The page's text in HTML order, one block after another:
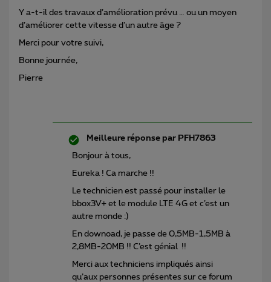
Y a-t-il des travaux d’amélioration prévu … ou un moyen
d’améliorer cette vitesse d’un autre âge ?
Merci pour votre suivi,
Bonne journée,
Pierre
Meilleure réponse par PFH7863
Bonjour à tous,
Eureka ! Ca marche !!
Le technicien est passé pour installer le
bbox3V+ et le module LTE 4G et c’est un
autre monde :)
En downoad, je passe de 0,5MB-1,5MB à
2,8MB-20MB !! C’est génial !!
Merci aux techniciens impliqués ainsi
qu’aux personnes présentes sur ce forum